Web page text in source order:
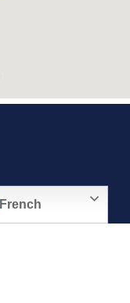
French